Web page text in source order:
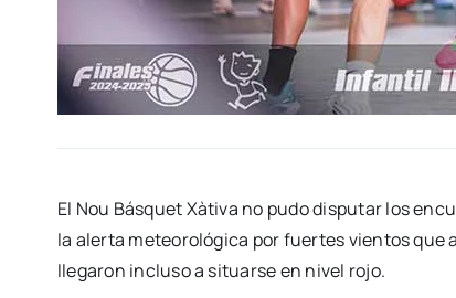
El Nou Básquet Xàtiva no pudo disputar los
la alerta meteorológica por fuertes vientos
llegaron incluso a situarse en nivel rojo.